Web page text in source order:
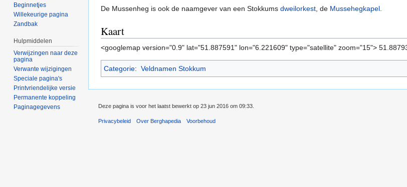
De Mussenheg is ook de naamgever van een Stokkums dweilorkest, de Mussehegkapel.
Kaart
<googlemap version="0.9" lat="51.887591" lon="6.221609" type="satellite" zoom="15">
Categorie: Veldnamen Stokkum
Beginnetjes
Willekeurige pagina
Zandbak
Hulpmiddelen
Verwijzingen naar deze
pagina
Verwante wijzigingen
Speciale pagina's
Printvriendelijke versie
Permanente koppeling
Paginagegevens
Deze pagina is voor het laatst bewerkt op 23 jun 2016 om 09:33.
Privacybeleid Over Berghapedia Voorbehoud